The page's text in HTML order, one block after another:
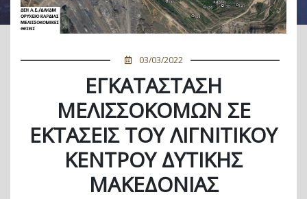
03/03/2022
ΕΓΚΑΤΑΣΤΑΣΗ
ΜΕΛΙΣΣΟΚΟΜΩΝ ΣΕ
ΕΚΤΑΣΕΙΣ ΤΟΥ ΛΙΓΝΙΤΙΚΟΥ
ΚΕΝΤΡΟΥ ΔΥΤΙΚΗΣ
ΜΑΚΕΔΟΝΙΑΣ